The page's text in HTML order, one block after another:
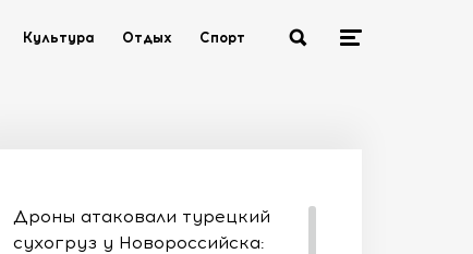
Культура Отдых Спорт
Дроны атаковали турецкий
сухогруз у Новороссийска: